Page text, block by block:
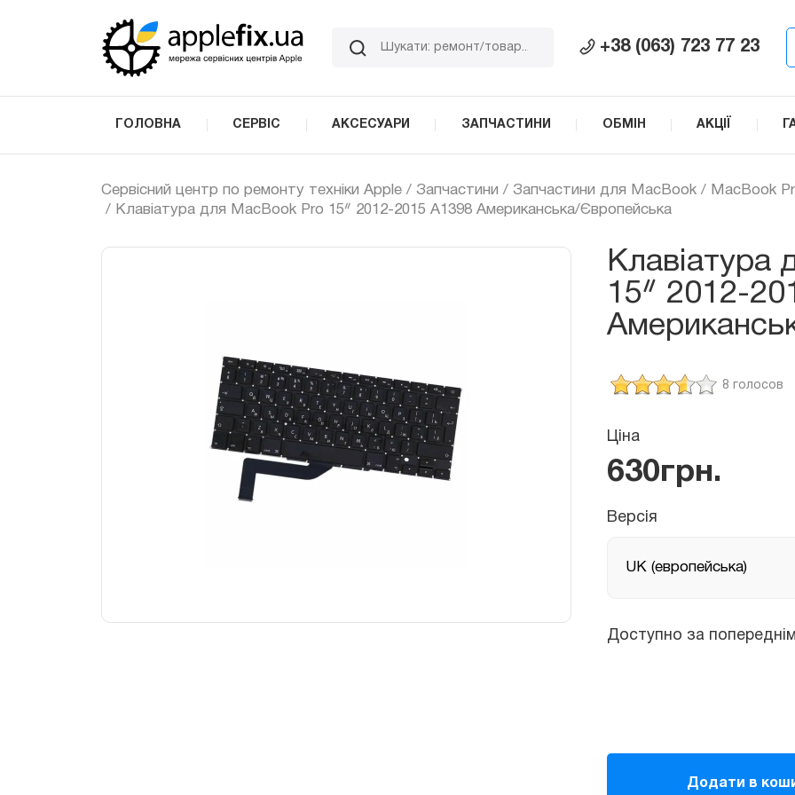
+38 (063) 723 77 23
ГОЛОВНА СЕРВІС АКСЕСУАРИ ЗАПЧАСТИНИ ОБМІН АКЦІЇ
Сервісний центр по ремонту техніки Apple / Запчастини / Запчастини для MacBook / MacBook
/ Клавіатура для MacBook Pro 15ᐥ 2012-2015 A1398 Американська/Європейська
Клавіатура
15ᐥ 2012-
8 голосов
Ціна
630грн.
Версія
Клавіатура
Додати в